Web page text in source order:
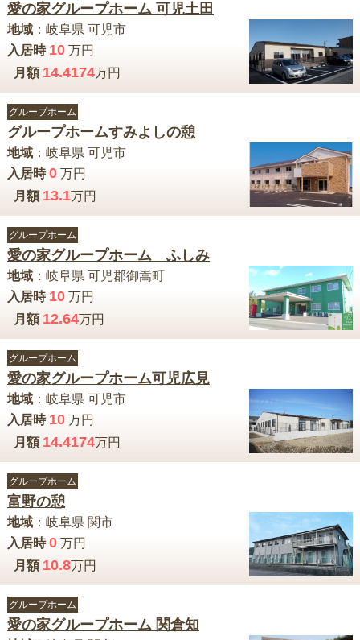
愛の家グループホーム 可児土田
地域： 岐阜県 可児市
入居時 10万円
月額 14.4174万円
グループホーム
グループホームすみよしの憩
地域： 岐阜県 可児市
入居時 0万円
月額 13.1万円
グループホーム
愛の家グループホーム ふしみ
地域： 岐阜県 可児郡御嵩町
入居時 10万円
月額 12.64万円
グループホーム
愛の家グループホーム可児広見
地域： 岐阜県 可児市
入居時 10万円
月額 14.4174万円
グループホーム
富野の憩
地域： 岐阜県 関市
入居時 0万円
月額 10.8万円
グループホーム
愛の家グループホーム 関倉知